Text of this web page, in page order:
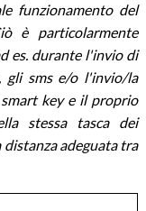
funzionamento del
è particolarmente
es. durante l'invio di
gli sms e/o l'invio/la
key e il proprio
stessa tasca dei
distanza adeguata tra